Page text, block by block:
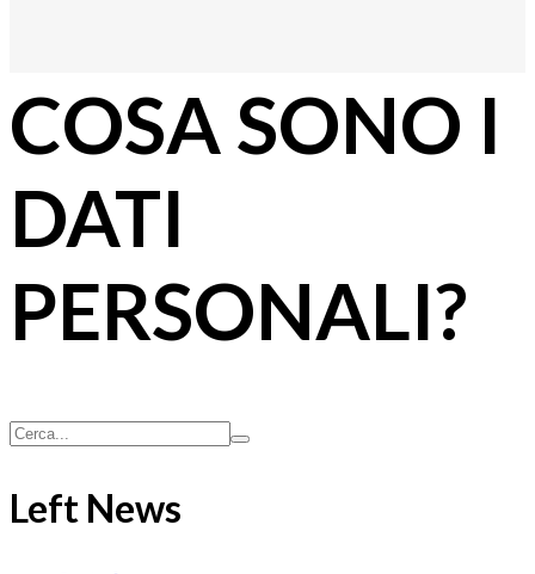
COSA SONO I
DATI
PERSONALI?
Left News